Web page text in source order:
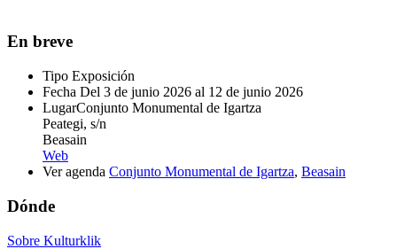
En breve
Tipo Exposición
Fecha Del 3 de junio 2026 al 12 de junio 2026
LugarConjunto Monumental de Igartza
Peategi, s/n
Beasain
Web
Ver agenda Conjunto Monumental de Igartza, Beasain
Dónde
Sobre Kulturklik